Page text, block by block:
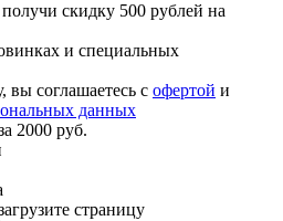
скидку 500 рублей на
и специальных
вы соглашаетесь с офертой и
данных
2000 руб.
страницу